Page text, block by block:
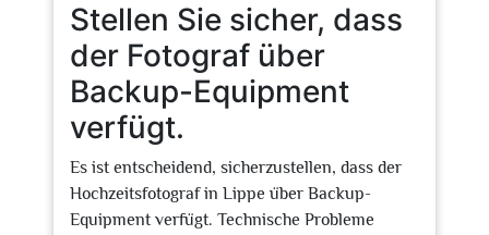
Stellen Sie sicher, dass
der Fotograf über
Backup-Equipment
verfügt.
Es ist entscheidend, sicherzustellen, dass der
Hochzeitsfotograf in Lippe über Backup-
Equipment verfügt. Technische Probleme